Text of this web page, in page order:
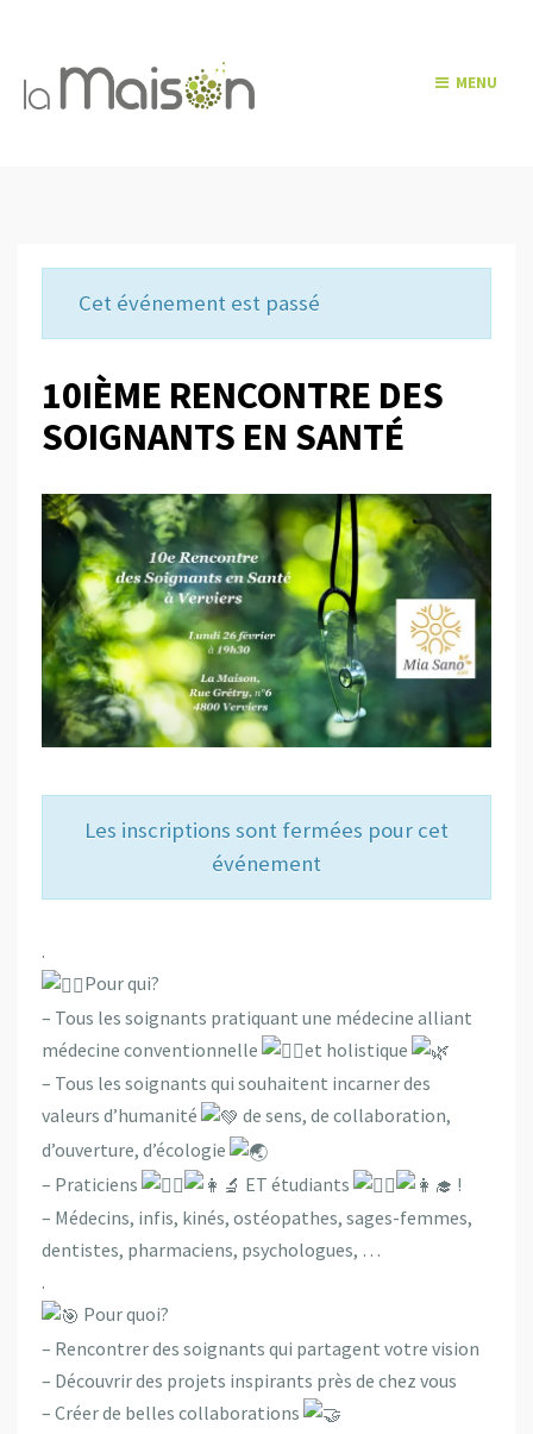
MENU
Cet événement est passé
10IÈME RENCONTRE DES
SOIGNANTS EN SANTÉ
Les inscriptions sont fermées pour cet
événement
.
Pour qui?
– Tous les soignants pratiquant une médecine alliant
médecine conventionnelle
et holistique
– Tous les soignants qui souhaitent incarner des
valeurs d’humanité
de sens, de collaboration,
d’ouverture, d’écologie
– Praticiens
ET étudiants
!
– Médecins, infis, kinés, ostéopathes, sages-femmes,
dentistes, pharmaciens, psychologues, …
.
Pour quoi?
– Rencontrer des soignants qui partagent votre vision
– Découvrir des projets inspirants près de chez vous
– Créer de belles collaborations